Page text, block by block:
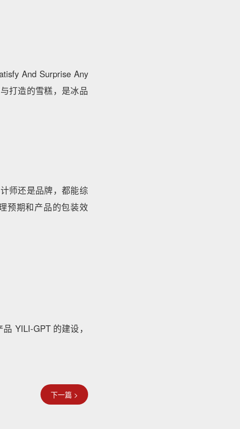
And Surprise Any
打造的雪糕，是冰品
师还是品牌，都能综
预期和产品的包装效
YILI-GPT 的建设，
下一篇 >